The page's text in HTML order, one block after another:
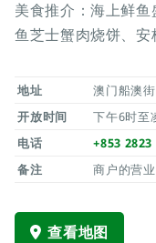
美食推介：海上鲜
鱼芝士蟹肉烧饼、
地址
澳门船澳
开放时间
下午6时至
电话
+853 2823
备注
商户的营
查看地图